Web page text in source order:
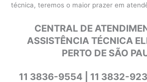
técnica, teremos o maior prazer em
CENTRAL DE
ASSISTÊNCIA TÉCNICA
PERTO DE SÃO
11 3836-9554 | 11 3832-